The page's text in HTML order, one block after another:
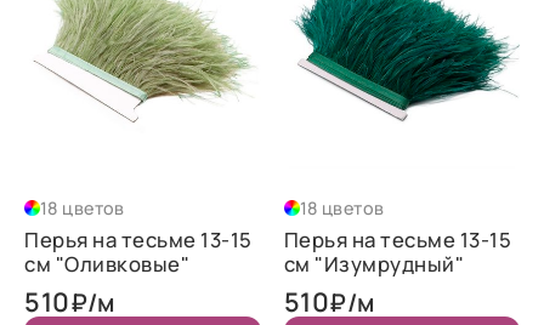
18 цветов
Перья на тесьме 13-15
см "Оливковые"
510₽/м
18 цветов
Перья на тесьме 13-15
см "Изумрудный"
510₽/м